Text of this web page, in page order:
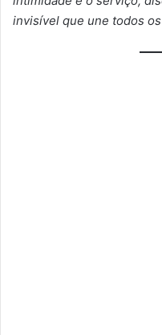
invisível que une todos